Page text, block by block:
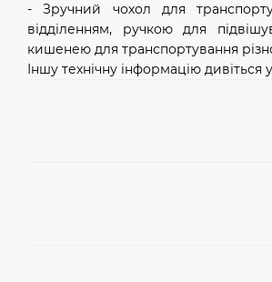
- Зручний чохол для
відділенням, ручкою для
кишенею для транспортування
Іншу технічну інформацію дивіться